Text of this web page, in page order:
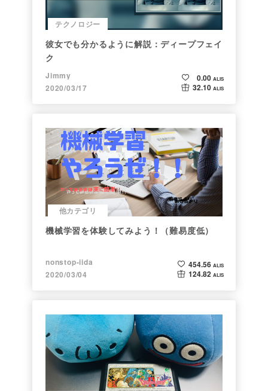
テクノロジー
彼女でも分かるように解説：ディープフェイ
ク
Jimmy
2020/03/17
0.00 ALIS
32.10 ALIS
他カテゴリ
機械学習を体験してみよう！（難易度低）
nonstop-iida
2020/03/04
454.56 ALIS
124.82 ALIS